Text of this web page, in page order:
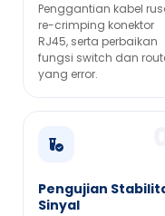
Penggantian kabel
re-crimping konektor
RJ45, serta perbaikan
fungsi switch dan
yang error.
Pengujian
Sinyal